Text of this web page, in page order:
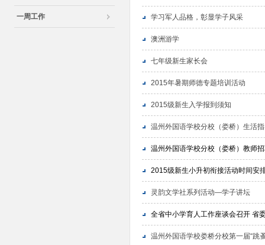
一周工作 学习军人品格，彰显学子风采
澳洲游学
七年级新生家长会
2015年暑期师德专题培训活动
2015级新生入学报到须知
温州外国语学校分校（娄桥）生活
温州外国语学校分校（娄桥）教师
2015级新生小升初衔接活动时间安
灵韵文学社系列活动—学子讲坛
全省中小学育人工作座谈会召开 省
温州外国语学校娄桥分校第一届“跳